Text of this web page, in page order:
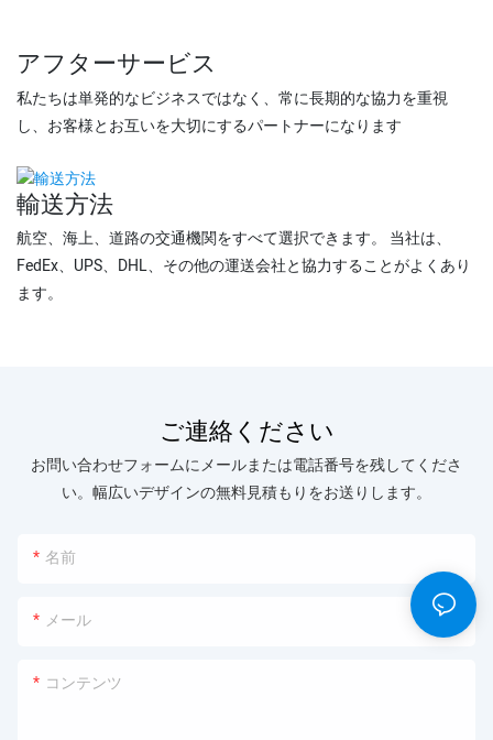
アフターサービス
私たちは単発的なビジネスではなく、常に長期的な協力を重視
し、お客様とお互いを大切にするパートナーになります
輸送方法
航空、海上、道路の交通機関をすべて選択できます。 当社は、
FedEx、UPS、DHL、その他の運送会社と協力することがよくあり
ます。
ご連絡ください
お問い合わせフォームにメールまたは電話番号を残してくださ
い。幅広いデザインの無料見積もりをお送りします。
名前
メール
コンテンツ